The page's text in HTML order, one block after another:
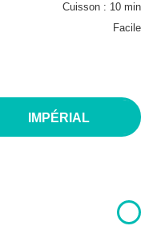
Cuisson : 10 min
Facile
IMPÉRIAL